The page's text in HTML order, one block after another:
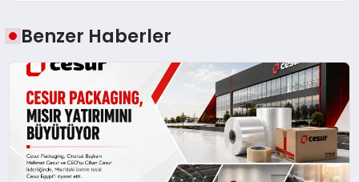
Benzer Haberler